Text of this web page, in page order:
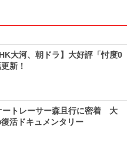
大河、朝ドラ】大好評「忖度0
新！
ートレーサー森且行に密着 大
活ドキュメンタリー